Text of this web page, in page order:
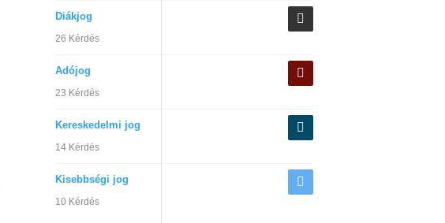
Diákjog
26 Kérdés
Adójog
23 Kérdés
Kereskedelmi jog
14 Kérdés
Kisebbségi jog
10 Kérdés